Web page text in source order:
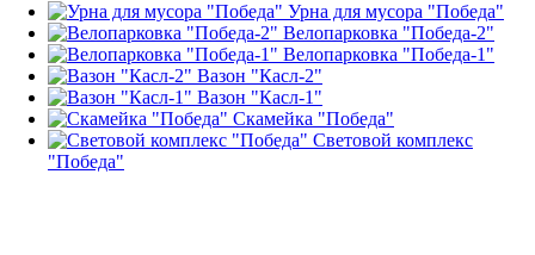
Урна для мусора "Победа"
Велопарковка "Победа-2"
Велопарковка "Победа-1"
Вазон "Касл-2"
Вазон "Касл-1"
Скамейка "Победа"
Световой комплекс
"Победа"